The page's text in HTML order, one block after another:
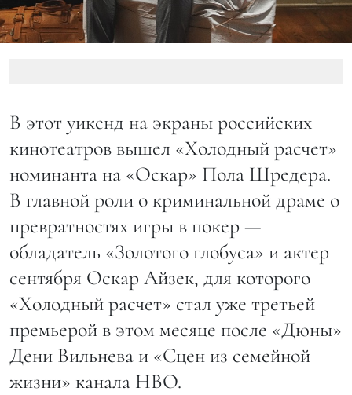
В этот уикенд на экраны российских
кинотеатров вышел «Холодный расчет»
номинанта на «Оскар» Пола Шредера.
В главной роли о криминальной драме о
превратностях игры в покер —
обладатель «Золотого глобуса» и актер
сентября Оскар Айзек, для которого
«Холодный расчет» стал уже третьей
премьерой в этом месяце после «Дюны»
Дени Вильнева и «Сцен из семейной
жизни» канала HBO.